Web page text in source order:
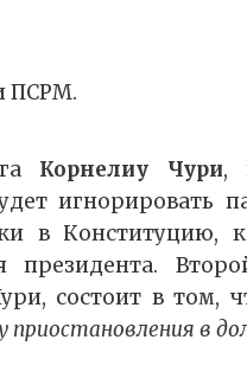
ПСРМ.
Корнелиу Чури,
игнорировать
в Конституцию,
президента.
состоит в том,
приостановления в